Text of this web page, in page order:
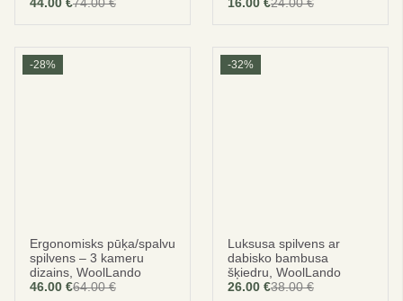
Original
24.00 €.
Current
16.00 €.
-28%
Ergonomisks pūķa/spalvu
spilvens – 3 kameru
dizains, WoolLando
64.00€
Original
46.00 €
Current
-32%
Luksusa spilvens ar
dabisko bambusa
šķiedru, WoolLando
38.00€
Original
26.00 €
Current